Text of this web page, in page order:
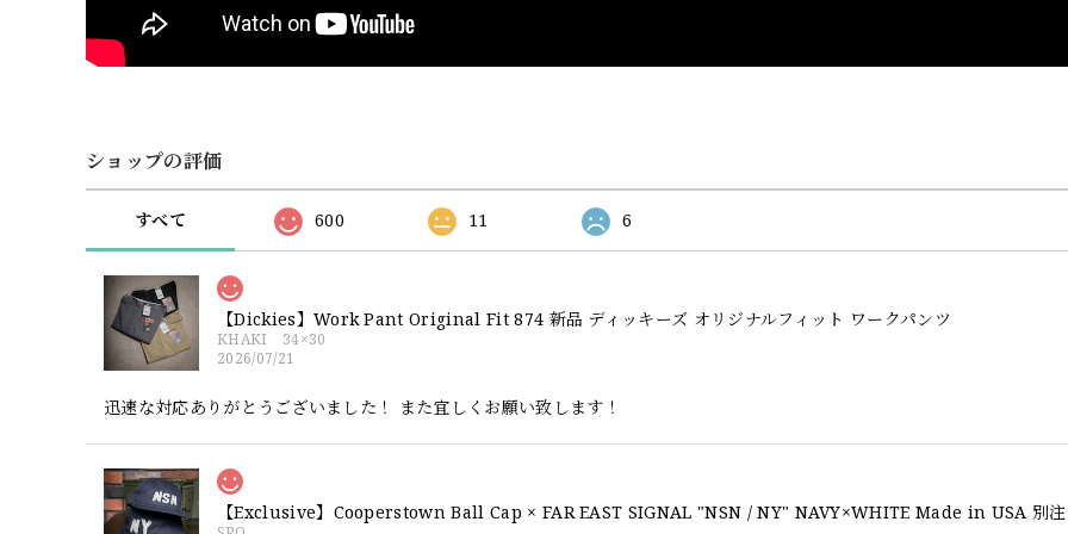
ショップの評価
すべて 600 11 6
【Dickies】Work Pant Original Fit 874 新品 ディッキーズ オリジナルフィット ワークパンツ
KHAKI 34×30
2026/07/21
迅速な対応ありがとうございました！ また宜しくお願い致します！